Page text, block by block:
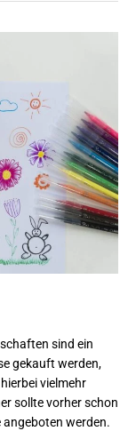
sind ein
gekauft werden,
vielmehr
sollte vorher schon
werden.